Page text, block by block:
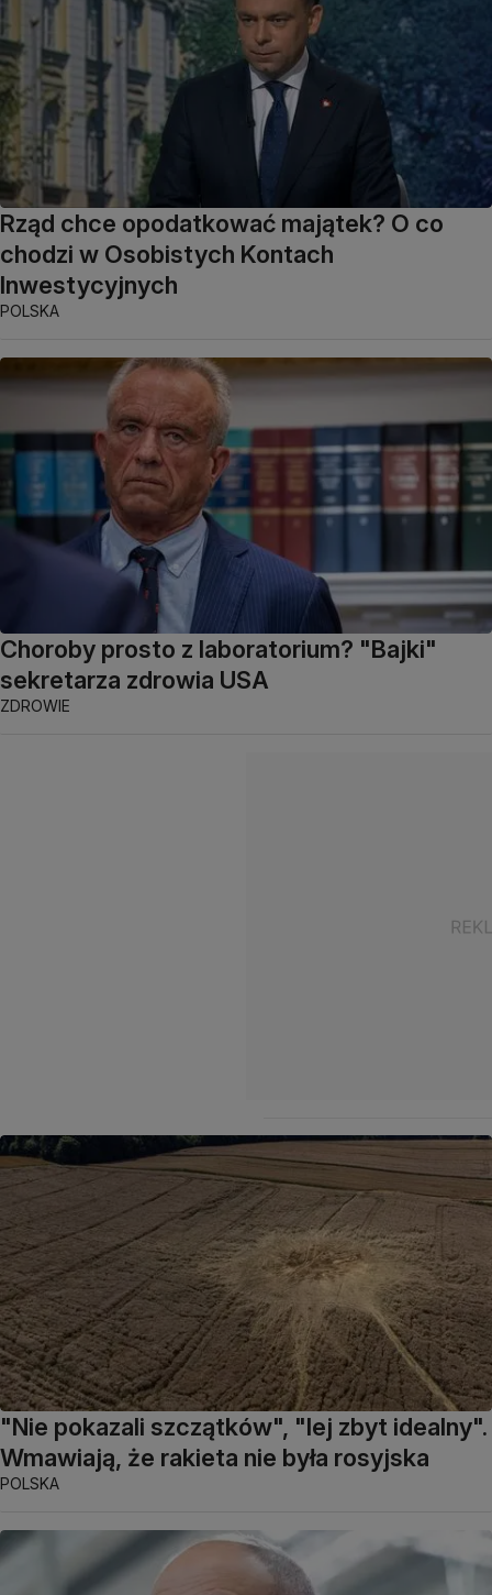
Rząd chce opodatkować majątek? O co
chodzi w Osobistych Kontach
Inwestycyjnych
POLSKA
Choroby prosto z laboratorium? "Bajki"
sekretarza zdrowia USA
ZDROWIE
"Nie pokazali szczątków", "lej zbyt idealny".
Wmawiają, że rakieta nie była rosyjska
POLSKA